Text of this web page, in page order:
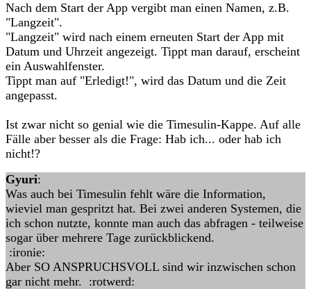
Nach dem Start der App vergibt man einen Namen, z.B.
"Langzeit".
"Langzeit" wird nach einem erneuten Start der App mit
Datum und Uhrzeit angezeigt. Tippt man darauf, erscheint
ein Auswahlfenster.
Tippt man auf "Erledigt!", wird das Datum und die Zeit
angepasst.
Ist zwar nicht so genial wie die Timesulin-Kappe. Auf alle
Fälle aber besser als die Frage: Hab ich... oder hab ich
nicht!?
Gyuri:
Was auch bei Timesulin fehlt wäre die Information,
wieviel man gespritzt hat. Bei zwei anderen Systemen, die
ich schon nutzte, konnte man auch das abfragen - teilweise
sogar über mehrere Tage zurückblickend.
:ironie:
Aber SO ANSPRUCHSVOLL sind wir inzwischen schon
gar nicht mehr. :rotwerd: